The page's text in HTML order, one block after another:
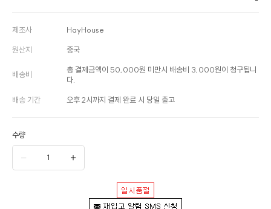
제조사 HayHouse
원산지 중국
배송비
총 결제금액이 50,000원 미만시 배송비 3,000원이 청구됩니
다.
배송 기간 오후 2시까지 결제 완료 시 당일 출고
수량